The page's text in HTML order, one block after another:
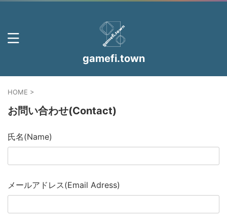
gamefi.town
HOME >
お問い合わせ(Contact)
氏名(Name)
メールアドレス(Email Adress)